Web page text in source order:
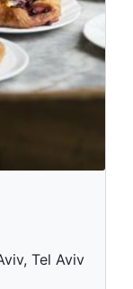
Tel Aviv